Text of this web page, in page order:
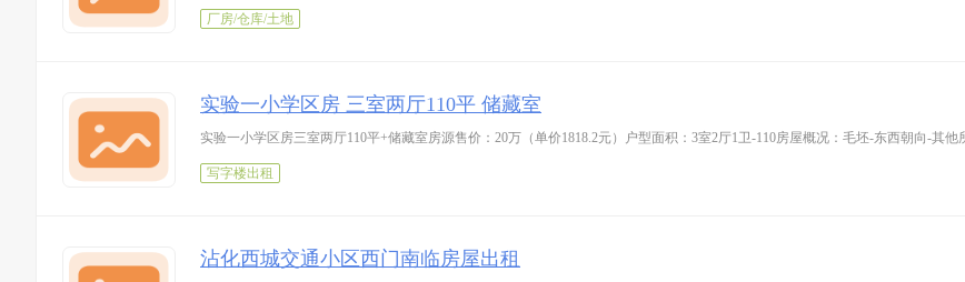
厂房/仓库/土地
实验一小学区房 三室两厅110平 储藏室
实验一小学区房三室两厅110平+储藏室房源售价：20万（单价1818.2元）户型面积：3室2厅1卫-110房屋概况：毛坯-东西朝向-其
写字楼出租
沾化西城交通小区西门南临房屋出租